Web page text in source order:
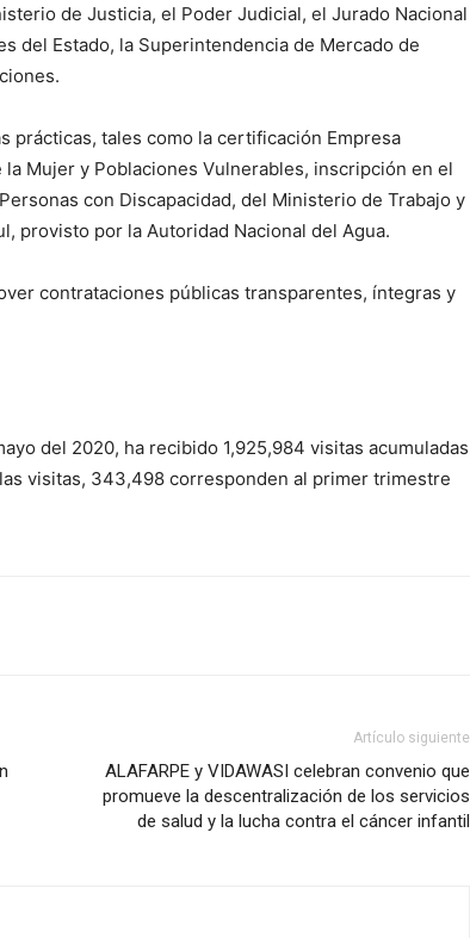
de Justicia, el Poder Judicial, el Jurado Nacional
del Estado, la Superintendencia de Mercado de
prácticas, tales como la certificación Empresa
Mujer y Poblaciones Vulnerables, inscripción en el
con Discapacidad, del Ministerio de Trabajo y
provisto por la Autoridad Nacional del Agua.
contrataciones públicas transparentes, íntegras y
del 2020, ha recibido 1,925,984 visitas acumuladas
visitas, 343,498 corresponden al primer trimestre
Artículo siguiente
ALAFARPE y VIDAWASI celebran convenio que
promueve la descentralización de los servicios
de salud y la lucha contra el cáncer infantil